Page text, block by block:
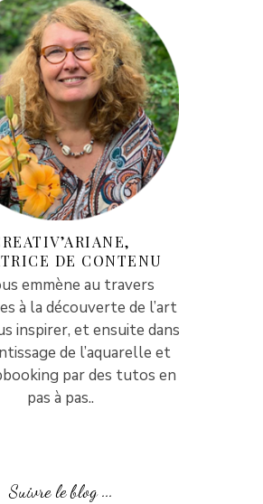
DE CONTENU
emmène au travers
à la découverte de l’art
inspirer, et ensuite dans
de l’aquarelle et
par des tutos en
pas à pas..
Suivre le blog ...